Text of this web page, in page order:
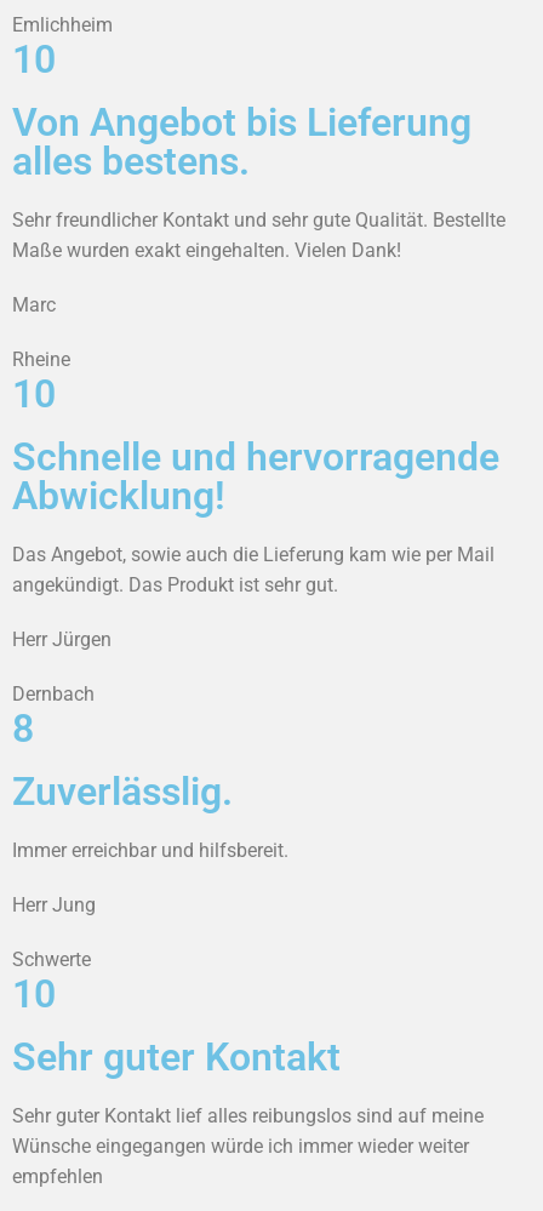
Emlichheim
10
Von Angebot bis Lieferung
alles bestens.
Sehr freundlicher Kontakt und sehr gute Qualität. Bestellte
Maße wurden exakt eingehalten. Vielen Dank!
Marc
Rheine
10
Schnelle und hervorragende
Abwicklung!
Das Angebot, sowie auch die Lieferung kam wie per Mail
angekündigt. Das Produkt ist sehr gut.
Herr Jürgen
Dernbach
8
Zuverlässlig.
Immer erreichbar und hilfsbereit.
Herr Jung
Schwerte
10
Sehr guter Kontakt
Sehr guter Kontakt lief alles reibungslos sind auf meine
Wünsche eingegangen würde ich immer wieder weiter
empfehlen